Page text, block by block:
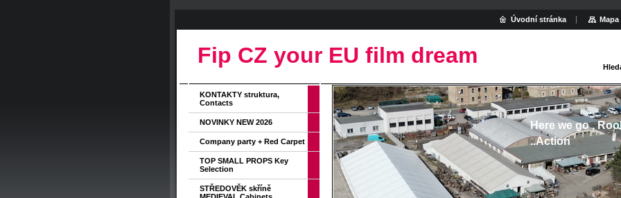
Fip CZ your EU film dream
Here we go ,
..Action
KONTAKTY struktura,
Contacts
NOVINKY NEW 2026
Company party + Red Carpet
TOP SMALL PROPS Key
Selection
STŘEDOVĚK skříně
Úvodní stránka